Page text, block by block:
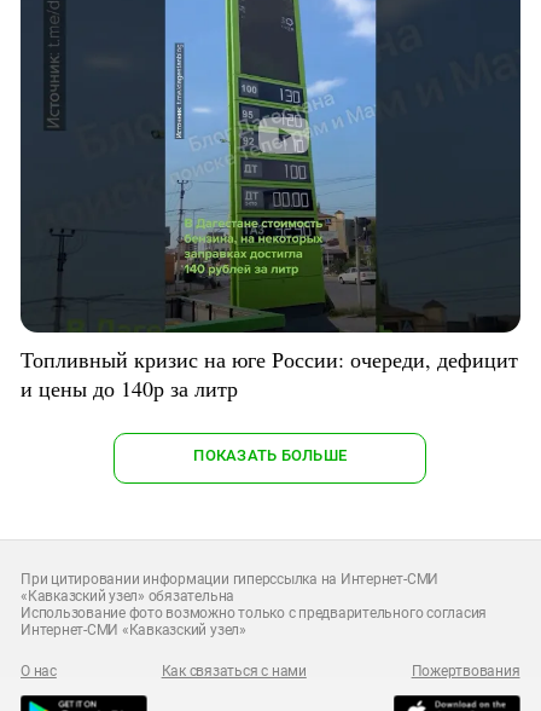
Топливный кризис на юге России: очереди, дефицит
и цены до 140р за литр
ПОКАЗАТЬ БОЛЬШЕ
При цитировании информации гиперссылка на Интернет-СМИ
«Кавказский узел» обязательна
Использование фото возможно только с предварительного согласия
Интернет-СМИ «Кавказский узел»
О нас Как связаться с нами Пожертвования